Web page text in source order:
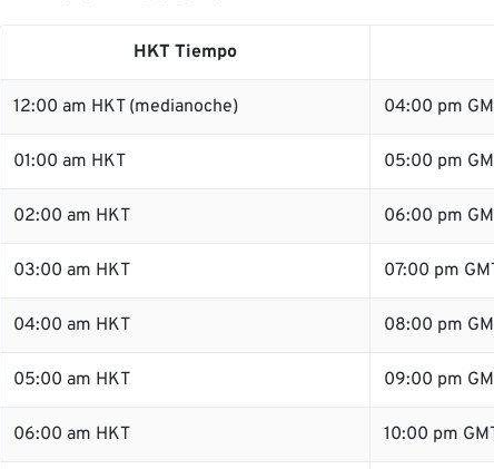
HKT Tiempo
12:00 am HKT (medianoche) 04:00 pm
01:00 am HKT 05:00 pm
02:00 am HKT 06:00 pm
03:00 am HKT 07:00 pm
04:00 am HKT 08:00 pm
05:00 am HKT 09:00 pm
06:00 am HKT 10:00 pm